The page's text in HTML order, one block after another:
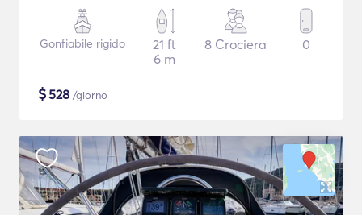
Gonfiabile rigido
21 ft
6 m
8 Crociera 0
$528 /giorno